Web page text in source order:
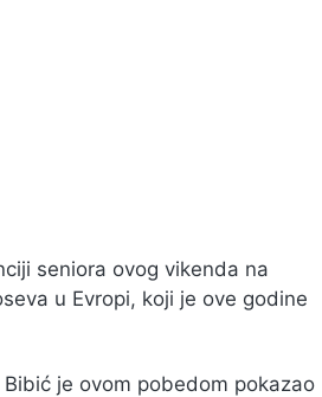
seniora ovog vikenda na
u Evropi, koji je ove godine
je ovom pobedom pokazao